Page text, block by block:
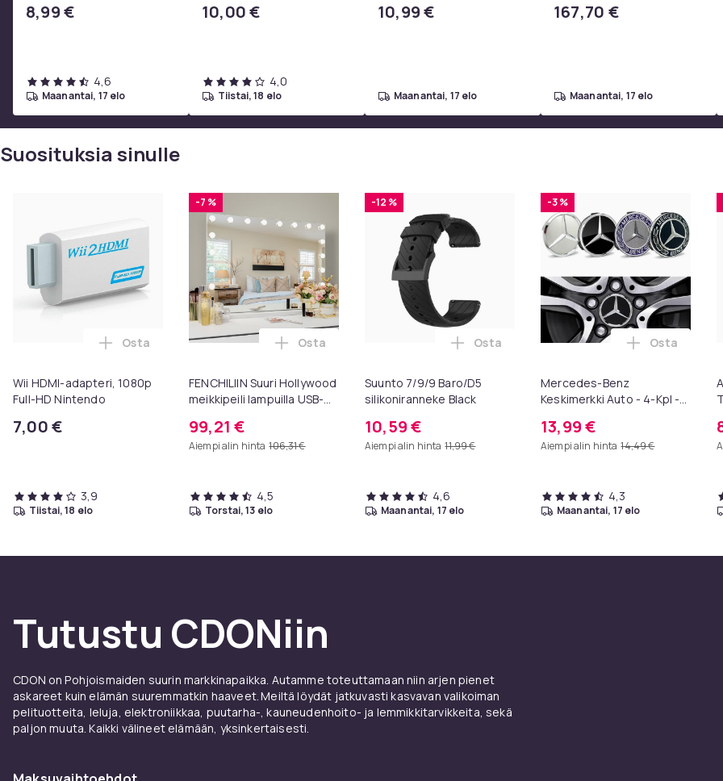
SoundLink Black
8,99 €
4,6
maanantai, 17 elo
10,00 €
4,0
tiistai, 18 elo
10,99 €
maanantai, 17 elo
167,70 €
maanantai, 17 elo
Suosituksia sinulle
Wii HDMI-adapteri, 1080p
Full-HD Nintendo
7,00 €
Lisää Wii HDMI-adapteri, 1080p Full-HD Nintendo ostoskoriin
Osta
3,9
tiistai, 18 elo
-7 %
FENCHILIIN Suuri Hollywood
meikkipeili lampuilla USB-
valkoinen 80 x 58 cm
99,21 €
Aiempi alin hinta 106,31 €
Lisää FENCHILIIN Suuri Hollywood meikkipeili lampuilla USB-pöytälevy
Osta
4,5
torstai, 13 elo
-12 %
Suunto 7/9/9 Baro/D5
silikoniranneke Black
10,59 €
Aiempi alin hinta 11,99 €
Lisää Suunto 7/9/9 Baro/D5
Osta
4,6
maanantai, 17 elo
-3 %
Mercedes-Benz
Keskimerkki Auto - 4-Kpl -
13,99 €
Aiempi alin hinta 14,49 €
Lisää
Osta
4,3
maanantai, 17 elo
Tutustu CDONiin
CDON on Pohjoismaiden suurin markkinapaikka. Autamme toteuttamaan niin arjen pienet
askareet kuin elämän suuremmatkin haaveet. Meiltä löydät jatkuvasti kasvavan valikoiman
pelituotteita, leluja, elektroniikkaa, puutarha-, kauneudenhoito- ja lemmikkitarvikkeita, sekä
paljon muuta. Kaikki välineet elämään, yksinkertaisesti.